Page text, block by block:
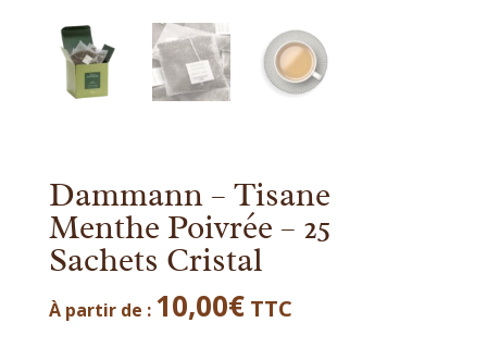
Dammann – Tisane
Menthe Poivrée – 25
Sachets Cristal
À partir de : 10,00€TTC